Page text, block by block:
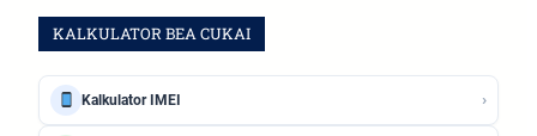
KALKULATOR BEA CUKAI
Kalkulator IMEI ›